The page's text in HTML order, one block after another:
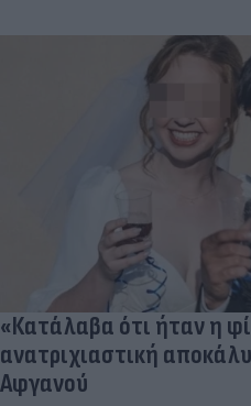
«Κατάλαβα ότι ήταν η
ανατριχιαστική
Αφγανού